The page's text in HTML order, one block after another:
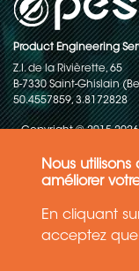
Nous
améliorer
En cliquant
acceptez que
Product Engineering
Z.I. de la Rivièrette, 65
B-7330 Saint-Ghislain
50.4557859, 3.8172828
Copyright © 2015-2026